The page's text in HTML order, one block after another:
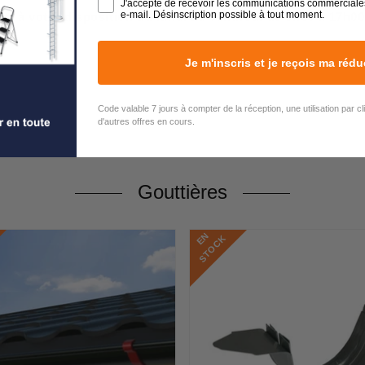
à votre disposition du lundi au vendredi de 9h00 à 17h00
Gouttières
E
N
S
T
O
C
K
J'accepte de recevoir les communications
e-mail. Désinscription possible à tout moment.
Je m'inscris et je reçois ma
Code valable 7 jours à compter de la réception, une utilisation par
d'autres offres en cours.